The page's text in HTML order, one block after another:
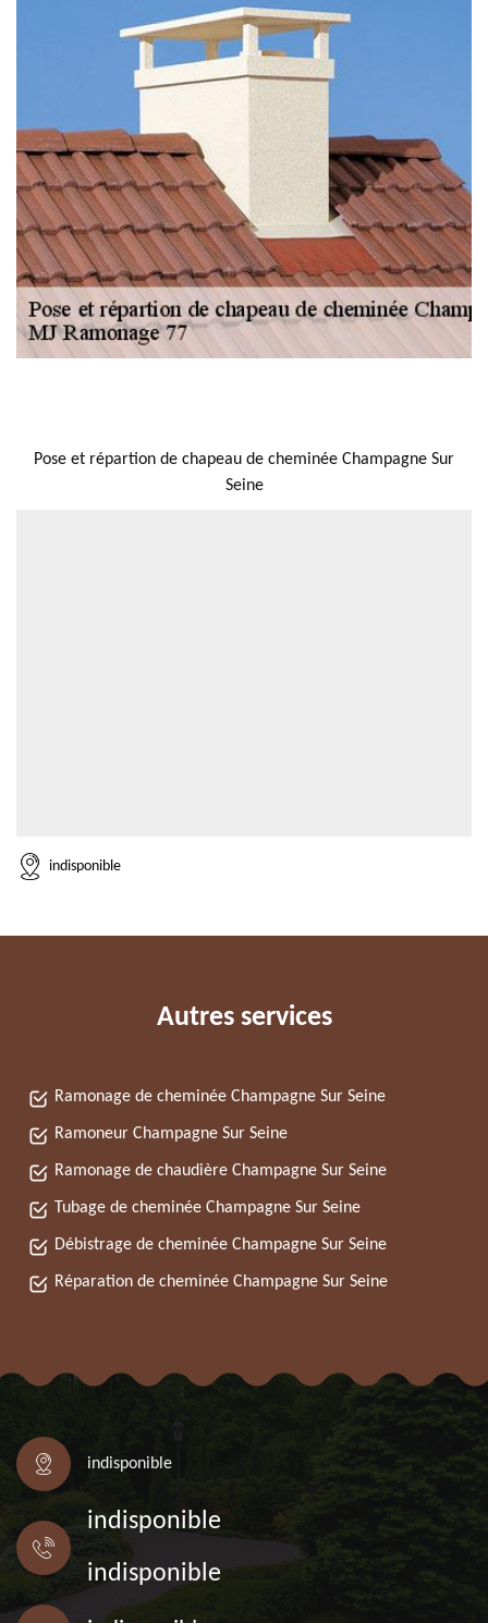
Pose et répartion de chapeau de cheminée Champagne Sur
Seine
indisponible
Autres services
Ramonage de cheminée Champagne Sur Seine
Ramoneur Champagne Sur Seine
Ramonage de chaudière Champagne Sur Seine
Tubage de cheminée Champagne Sur Seine
Débistrage de cheminée Champagne Sur Seine
Réparation de cheminée Champagne Sur Seine
indisponible
indisponible
indisponible